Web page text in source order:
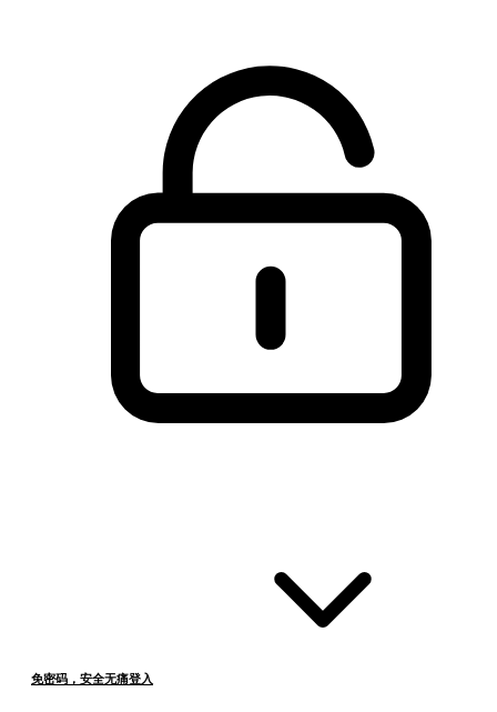
免密码，安全无痛登入